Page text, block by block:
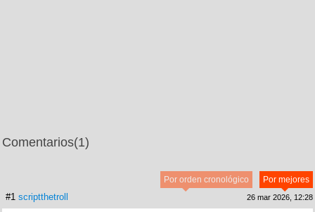
Comentarios(1)
Por mejores
Por orden cronológico
#1 scriptthetroll 26 mar 2026, 12:28